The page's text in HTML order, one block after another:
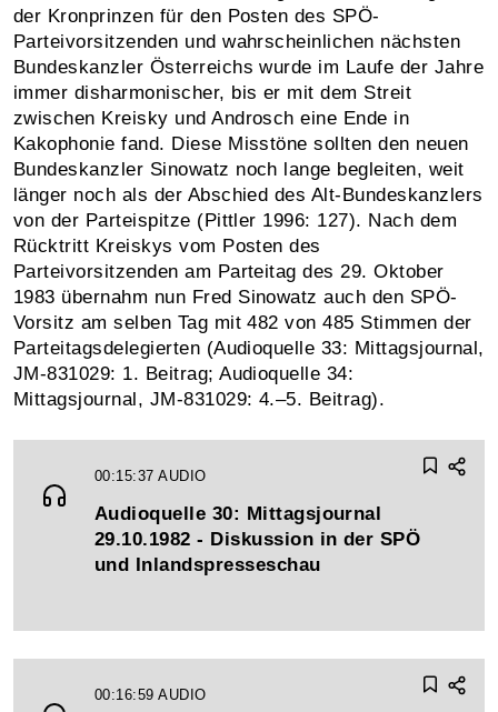
der Kronprinzen für den Posten des SPÖ-
Parteivorsitzenden und wahrscheinlichen nächsten
Bundeskanzler Österreichs wurde im Laufe der Jahre
immer disharmonischer, bis er mit dem Streit
zwischen Kreisky und Androsch eine Ende in
Kakophonie fand. Diese Misstöne sollten den neuen
Bundeskanzler Sinowatz noch lange begleiten, weit
länger noch als der Abschied des Alt-Bundeskanzlers
von der Parteispitze (Pittler 1996: 127). Nach dem
Rücktritt Kreiskys vom Posten des
Parteivorsitzenden am Parteitag des 29. Oktober
1983 übernahm nun Fred Sinowatz auch den SPÖ-
Vorsitz am selben Tag mit 482 von 485 Stimmen der
Parteitagsdelegierten (Audioquelle 33: Mittagsjournal,
JM‑831029: 1. Beitrag; Audioquelle 34:
Mittagsjournal, JM‑831029: 4.–5. Beitrag).
00:15:37AUDIO
Audioquelle 30: Mittagsjournal
29.10.1982 - Diskussion in der SPÖ
und Inlandspresseschau
00:16:59AUDIO